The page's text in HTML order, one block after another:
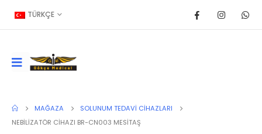
TÜRKÇE
MAĞAZA
SOLUNUM TEDAVI CIHAZLARI
NEBİLİZATÖR CİHAZI BR-CN003 MESİTAŞ